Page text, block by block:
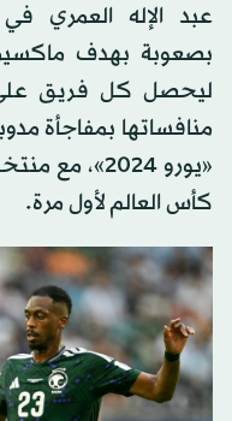
ليحصل كل فريق
منافساتها بمفاجأة
«يورو
كأس العالم لأول مرة.